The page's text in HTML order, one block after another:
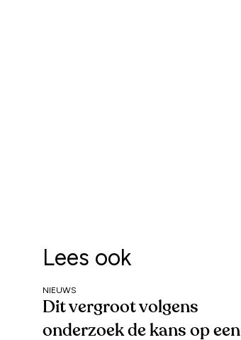
Lees ook
NIEUWS
Dit vergroot volgens
onderzoek de kans op een